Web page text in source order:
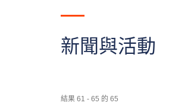
新聞與活動
結果 61 - 65 的 65